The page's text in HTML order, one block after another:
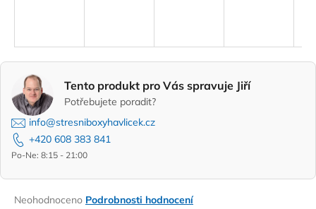
Průměrné
Neohodnoceno Podrobnosti hodnocení
M
Tento produkt pro Vás spravuje Jiří
Potřebujete poradit?
info@stresniboxyhavlicek.cz
+420 608 383 841
Po-Ne: 8:15 - 21:00
?